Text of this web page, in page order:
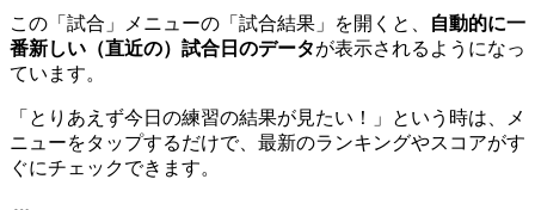
この「試合」メニューの「試合結果」を開くと、
自動的に一
番新しい（直近の）試合日のデータが表示されるようになっ
ています。
「とりあえず今日の練習の結果が見たい！」という時は、メ
ニューをタップするだけで、最新のランキングやスコアがす
ぐにチェックできます。